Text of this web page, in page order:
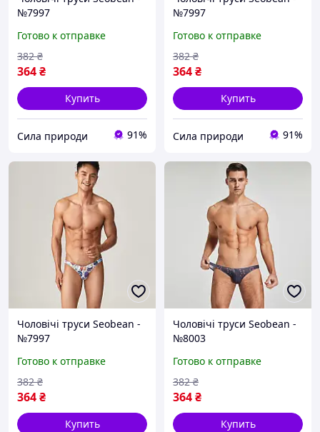
№7997
Готово к отправке
364₴
382 ₴
Купить
Сила природи 91%
№7997
Готово к отправке
364₴
382 ₴
Купить
Сила природи 91%
Чоловічі труси Seobean -
№7997
Готово к отправке
364₴
382 ₴
Купить
Чоловічі труси Seobean -
№8003
Готово к отправке
364₴
382 ₴
Купить